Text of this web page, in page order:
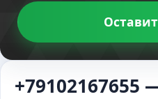
+79102167655